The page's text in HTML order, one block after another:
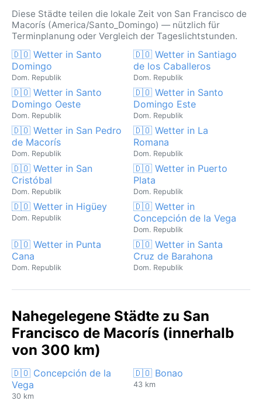
Diese Städte teilen die lokale Zeit von San Francisco de
Macorís (America/Santo_Domingo) — nützlich für
Terminplanung oder Vergleich der Tageslichtstunden.
🇩🇴 Wetter in Santo
Domingo
Dom. Republik
🇩🇴 Wetter in Santiago
de los Caballeros
Dom. Republik
🇩🇴 Wetter in Santo
Domingo Oeste
Dom. Republik
🇩🇴 Wetter in Santo
Domingo Este
Dom. Republik
🇩🇴 Wetter in San Pedro
de Macorís
Dom. Republik
🇩🇴 Wetter in La
Romana
Dom. Republik
🇩🇴 Wetter in San
Cristóbal
Dom. Republik
🇩🇴 Wetter in Puerto
Plata
Dom. Republik
🇩🇴 Wetter in Higüey
Dom. Republik
🇩🇴 Wetter in
Concepción de la Vega
Dom. Republik
🇩🇴 Wetter in Punta
Cana
Dom. Republik
🇩🇴 Wetter in Santa
Cruz de Barahona
Dom. Republik
Nahegelegene Städte zu San
Francisco de Macorís (innerhalb
von 300 km)
🇩🇴 Concepción de la
Vega
30 km
🇩🇴 Bonao
43 km